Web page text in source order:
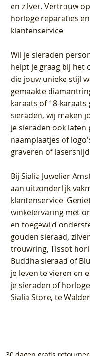
en zilver. Vertrouw
horloge reparaties
klantenservice.
Wil je sieraden
helpt je graag bij het
die jouw unieke stijl
gemaakte
karaats of 18-
sieraden, wij maken
je sieraden ook
naamplaatjes of
graveren of
BijSialia Juwelier
aan uitzonderlijk
klantenservice.
winkelervaring met
en toegewijd
gouden sieraad,
trouwring, Tissot
Buddha sieraad of
je leven te vieren en
je sieraden of
Sialia Store, te